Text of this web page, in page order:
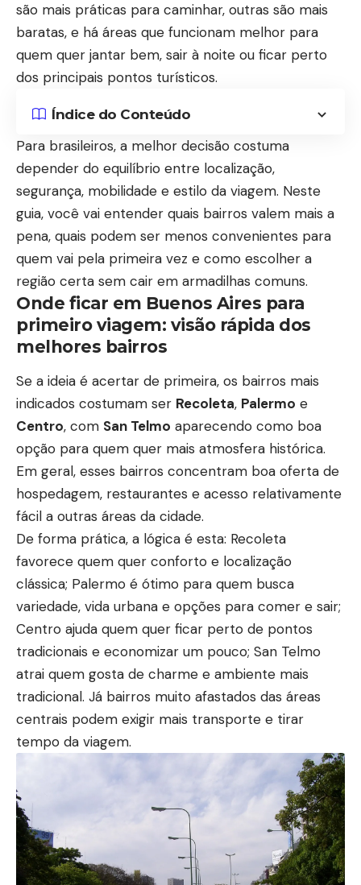
são mais práticas para caminhar, outras são mais
baratas, e há áreas que funcionam melhor para
quem quer jantar bem, sair à noite ou ficar perto
dos principais pontos turísticos.
Índice do Conteúdo
Para brasileiros, a melhor decisão costuma
depender do equilíbrio entre localização,
segurança, mobilidade e estilo da viagem. Neste
guia, você vai entender quais bairros valem mais a
pena, quais podem ser menos convenientes para
quem vai pela primeira vez e como escolher a
região certa sem cair em armadilhas comuns.
Onde ficar em Buenos Aires para
primeiro viagem: visão rápida dos
melhores bairros
Se a ideia é acertar de primeira, os bairros mais
indicados costumam ser Recoleta, Palermo e
Centro, com San Telmo aparecendo como boa
opção para quem quer mais atmosfera histórica.
Em geral, esses bairros concentram boa oferta de
hospedagem, restaurantes e acesso relativamente
fácil a outras áreas da cidade.
De forma prática, a lógica é esta: Recoleta
favorece quem quer conforto e localização
clássica; Palermo é ótimo para quem busca
variedade, vida urbana e opções para comer e sair;
Centro ajuda quem quer ficar perto de pontos
tradicionais e economizar um pouco; San Telmo
atrai quem gosta de charme e ambiente mais
tradicional. Já bairros muito afastados das áreas
centrais podem exigir mais transporte e tirar
tempo da viagem.